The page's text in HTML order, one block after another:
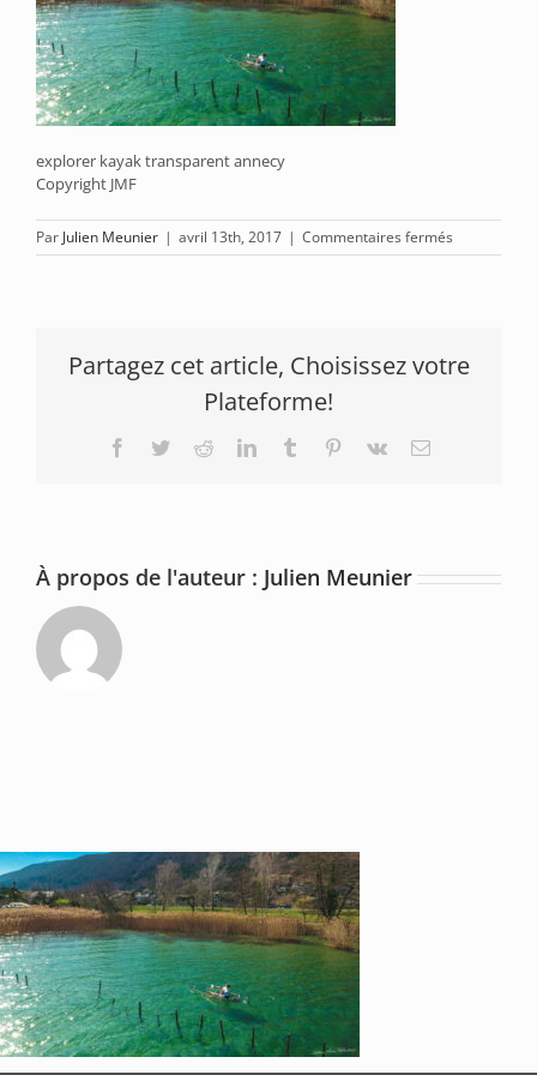
explorer kayak transparent annecy
Copyright JMF
Par Julien Meunier | avril 13th, 2017 | Commentaires fermés
Découverte-
Partagez cet article, Choisissez votre
Plateforme!
Facebook
TwitterRedditLinkedInTumblr Pinterest
Vk Email
À propos de l'auteur : Julien Meunier